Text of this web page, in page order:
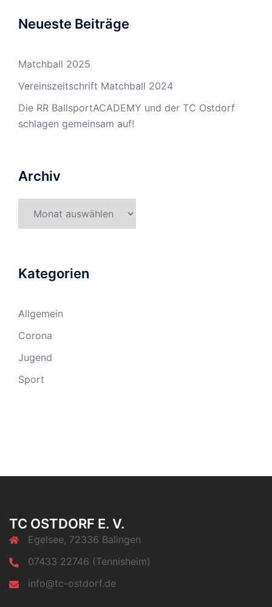
Neueste Beiträge
Matchball 2025
Vereinszeitschrift Matchball 2024
Die RR BallsportACADEMY und der TC Ostdorf
schlagen gemeinsam auf!
Archiv
Kategorien
Allgemein
Corona
Jugend
Sport
TC OSTDORF E. V.
Egelsee, 72336 Balingen
07433 22746 (Tennisheim)
info@tc-ostdorf.de